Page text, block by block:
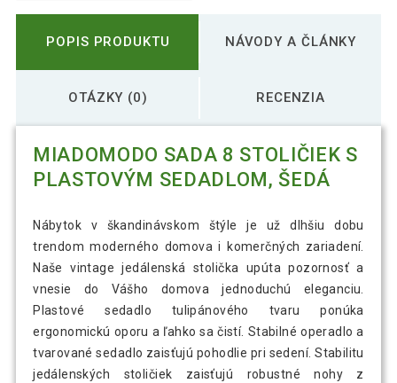
POPIS PRODUKTU NÁVODY A ČLÁNKY
OTÁZKY (0) RECENZIA
MIADOMODO SADA 8 STOLIČIEK S
PLASTOVÝM SEDADLOM, ŠEDÁ
Nábytok v škandinávskom štýle je už dlhšiu dobu
trendom moderného domova i komerčných zariadení.
Naše vintage jedálenská stolička upúta pozornosť a
vnesie do Vášho domova jednoduchú eleganciu.
Plastové sedadlo tulipánového tvaru ponúka
ergonomickú oporu a ľahko sa čistí. Stabilné operadlo a
tvarované sedadlo zaisťujú pohodlie pri sedení. Stabilitu
jedálenských stoličiek zaisťujú robustné nohy z